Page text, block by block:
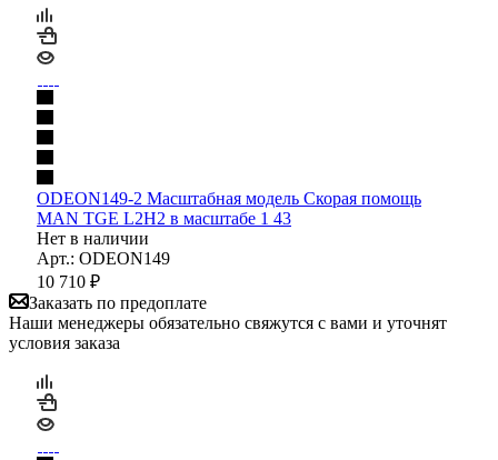
ODEON149-2 Масштабная модель Скорая помощь
MAN TGE L2H2 в масштабе 1 43
Нет в наличии
Арт.: ODEON149
10 710 ₽
Заказать по предоплате
Наши менеджеры обязательно свяжутся с вами и уточнят
условия заказа